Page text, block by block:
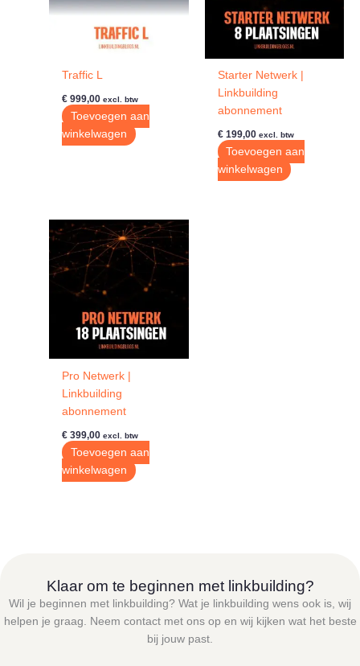
Traffic L
€ 999,00 excl. btw
Toevoegen aan
winkelwagen
Starter Netwerk |
Linkbuilding
abonnement
€199,00 excl. btw
Toevoegen aan
winkelwagen
Pro Netwerk |
Linkbuilding
abonnement
€ 399,00 excl. btw
Toevoegen aan
winkelwagen
Klaar om te beginnen met linkbuilding?
Wil je beginnen met linkbuilding? Wat je linkbuilding wens ook is, wij
helpen je graag. Neem contact met ons op en wij kijken wat het beste
bij jouw past.